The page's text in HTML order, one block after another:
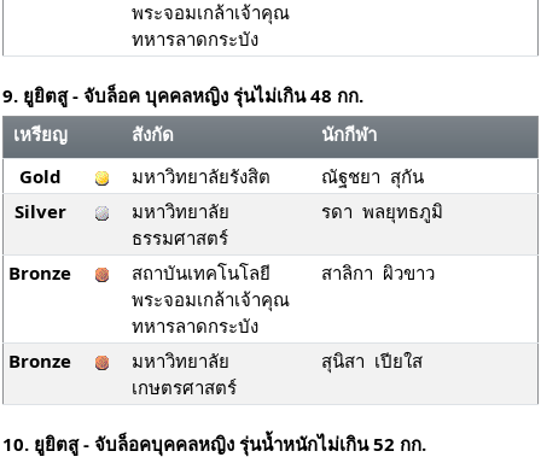
พระจอมเกล้าเจ้าคุณ
ทหารลาดกระบัง
9. ยูยิตสู - จับล็อค บุคคลหญิง รุ่นไม่เกิน 48 กก.
เหรียญ
สังกัด
นักกีฬา
Gold
มหาวิทยาลัยรังสิต
ณัฐชยา สุกัน
Silver
มหาวิทยาลัย
ธรรมศาสตร์
รดา พลยุทธภูมิ
Bronze
สถาบันเทคโนโลยี
พระจอมเกล้าเจ้าคุณ
ทหารลาดกระบัง
สาลิกา ผิวขาว
Bronze
มหาวิทยาลัย
เกษตรศาสตร์
สุนิสา เปียใส
10. ยูยิตสู - จับล็อคบุคคลหญิง รุ่นน้ำหนักไม่เกิน 52 กก.